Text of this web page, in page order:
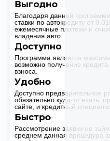
Выгодно
Благодаря данной
ставки по автокредиту от
ежемесячные платежи и
владения авто.
Доступно
Программа является
возможно получение кредита
взноса.
Удобно
Доступно предварительное
обязательно куда-то ехать,
сайте, и кредитный
Быстро
Рассмотрение заявки не
среднем данная процедура